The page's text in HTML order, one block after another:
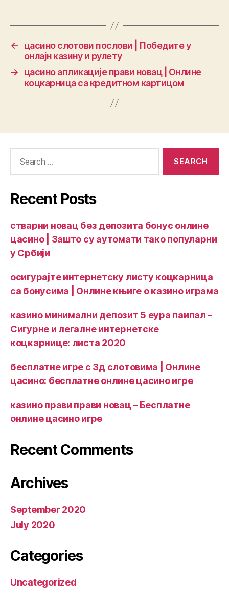
←
цасино слотови послови | Победите у
онлајн казину и рулету
→
цасино апликације прави новац | Онлине
коцкарница са кредитном картицом
Recent Posts
стварни новац без депозита бонус онлине
цасино | Зашто су аутомати тако популарни
у Србији
осигурајте интернетску листу коцкарница
са бонусима | Онлине књиге о казино играма
казино минимални депозит 5 еура паипал –
Сигурне и легалне интернетске
коцкарнице: листа 2020
бесплатне игре с 3д слотовима | Онлине
цасино: бесплатне онлине цасино игре
казино прави прави новац – Бесплатне
онлине цасино игре
Recent Comments
Archives
September 2020
July 2020
Categories
Uncategorized